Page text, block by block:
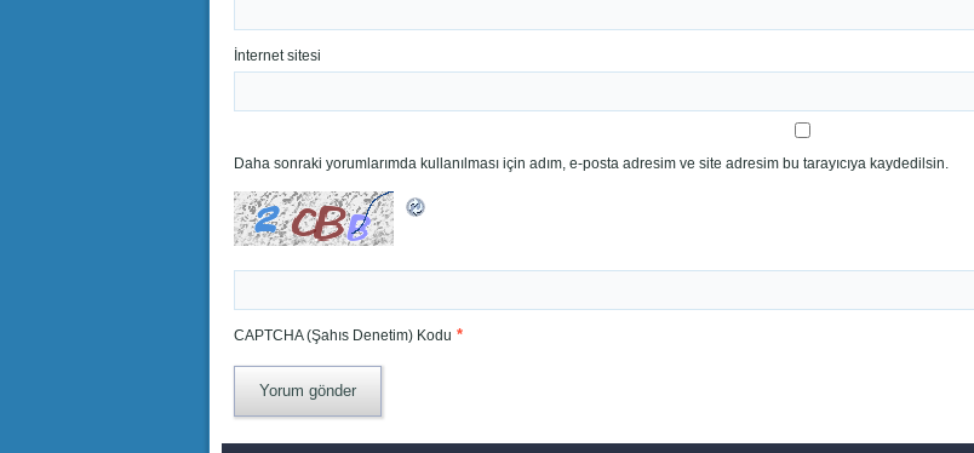
İnternet sitesi
Daha sonraki yorumlarımda kullanılması için adım, e-posta adresim ve site adresim bu tarayıcıya kaydedilsin.
CAPTCHA (Şahıs Denetim) Kodu *